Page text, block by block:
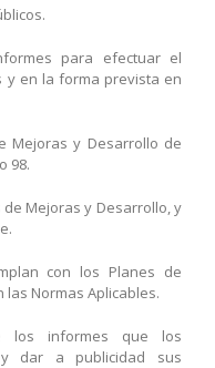
para efectuar el
y en la forma prevista en
Mejoras y Desarrollo de
98.
Mejoras y Desarrollo, y
con los Planes de
Normas Aplicables.
los informes que los
y dar a publicidad sus